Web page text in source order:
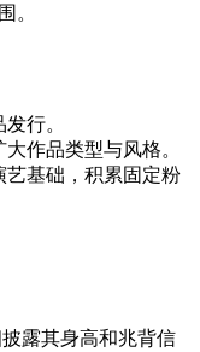
。
行。
作品类型与风格。
艺基础，积累固定粉
露其身高和兆背信